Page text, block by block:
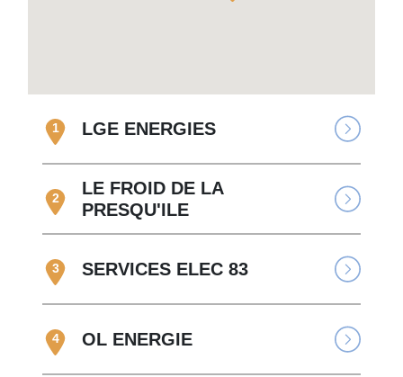
1 LGE ENERGIES
2
LE FROID DE LA
PRESQU'ILE
3 SERVICES ELEC 83
4 OL ENERGIE